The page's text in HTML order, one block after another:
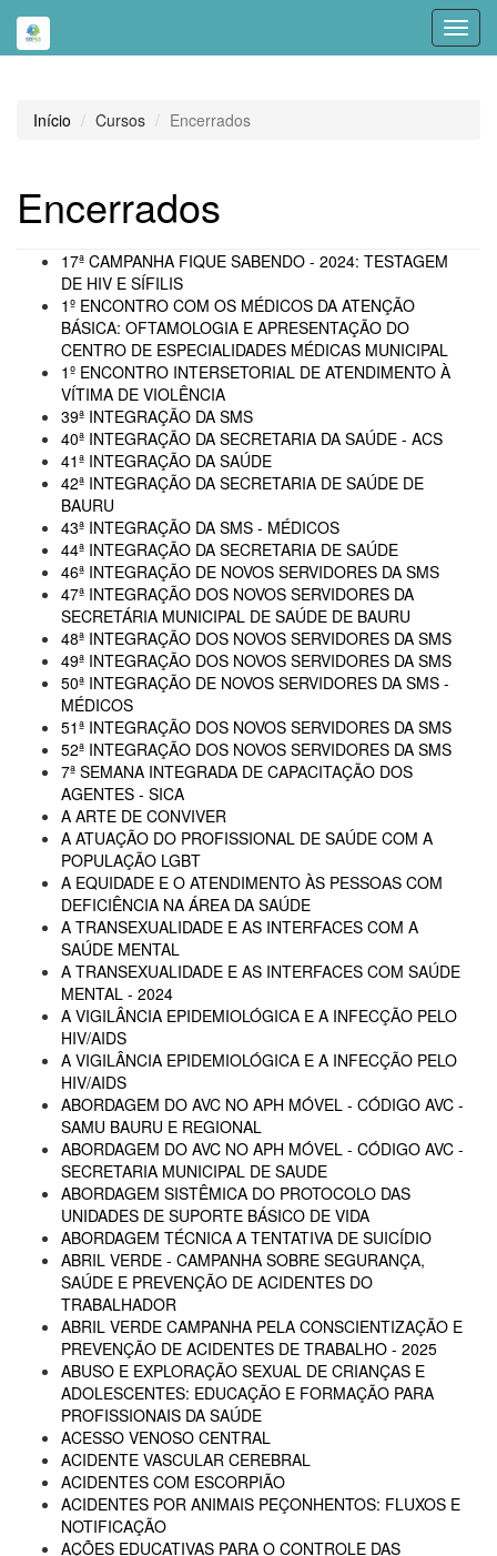
Início Cursos Encerrados
Encerrados
17ª CAMPANHA FIQUE SABENDO - 2024: TESTAGEM
DE HIV E SÍFILIS
1º ENCONTRO COM OS MÉDICOS DA ATENÇÃO
BÁSICA: OFTAMOLOGIA E APRESENTAÇÃO DO
CENTRO DE ESPECIALIDADES MÉDICAS MUNICIPAL
1º ENCONTRO INTERSETORIAL DE ATENDIMENTO À
VÍTIMA DE VIOLÊNCIA
39ª INTEGRAÇÃO DA SMS
40ª INTEGRAÇÃO DA SECRETARIA DA SAÚDE - ACS
41ª INTEGRAÇÃO DA SAÚDE
42ª INTEGRAÇÃO DA SECRETARIA DE SAÚDE DE
BAURU
43ª INTEGRAÇÃO DA SMS - MÉDICOS
44ª INTEGRAÇÃO DA SECRETARIA DE SAÚDE
46ª INTEGRAÇÃO DE NOVOS SERVIDORES DA SMS
47ª INTEGRAÇÃO DOS NOVOS SERVIDORES DA
SECRETÁRIA MUNICIPAL DE SAÚDE DE BAURU
48ª INTEGRAÇÃO DOS NOVOS SERVIDORES DA SMS
49ª INTEGRAÇÃO DOS NOVOS SERVIDORES DA SMS
50ª INTEGRAÇÃO DE NOVOS SERVIDORES DA SMS -
MÉDICOS
51ª INTEGRAÇÃO DOS NOVOS SERVIDORES DA SMS
52ª INTEGRAÇÃO DOS NOVOS SERVIDORES DA SMS
7ª SEMANA INTEGRADA DE CAPACITAÇÃO DOS
AGENTES - SICA
A ARTE DE CONVIVER
A ATUAÇÃO DO PROFISSIONAL DE SAÚDE COM A
POPULAÇÃO LGBT
A EQUIDADE E O ATENDIMENTO ÀS PESSOAS COM
DEFICIÊNCIA NA ÁREA DA SAÚDE
A TRANSEXUALIDADE E AS INTERFACES COM A
SAÚDE MENTAL
A TRANSEXUALIDADE E AS INTERFACES COM SAÚDE
MENTAL - 2024
A VIGILÂNCIA EPIDEMIOLÓGICA E A INFECÇÃO PELO
HIV/AIDS
A VIGILÂNCIA EPIDEMIOLÓGICA E A INFECÇÃO PELO
HIV/AIDS
ABORDAGEM DO AVC NO APH MÓVEL - CÓDIGO AVC -
SAMU BAURU E REGIONAL
ABORDAGEM DO AVC NO APH MÓVEL - CÓDIGO AVC -
SECRETARIA MUNICIPAL DE SAUDE
ABORDAGEM SISTÊMICA DO PROTOCOLO DAS
UNIDADES DE SUPORTE BÁSICO DE VIDA
ABORDAGEM TÉCNICA A TENTATIVA DE SUICÍDIO
ABRIL VERDE - CAMPANHA SOBRE SEGURANÇA,
SAÚDE E PREVENÇÃO DE ACIDENTES DO
TRABALHADOR
ABRIL VERDE CAMPANHA PELA CONSCIENTIZAÇÃO E
PREVENÇÃO DE ACIDENTES DE TRABALHO - 2025
ABUSO E EXPLORAÇÃO SEXUAL DE CRIANÇAS E
ADOLESCENTES: EDUCAÇÃO E FORMAÇÃO PARA
PROFISSIONAIS DA SAÚDE
ACESSO VENOSO CENTRAL
ACIDENTE VASCULAR CEREBRAL
ACIDENTES COM ESCORPIÃO
ACIDENTES POR ANIMAIS PEÇONHENTOS: FLUXOS E
NOTIFICAÇÃO
AÇÕES EDUCATIVAS PARA O CONTROLE DAS